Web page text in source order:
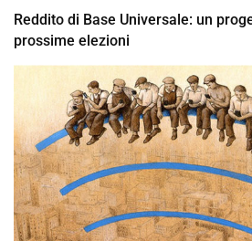
Reddito di Base Universale: un
prossime elezioni